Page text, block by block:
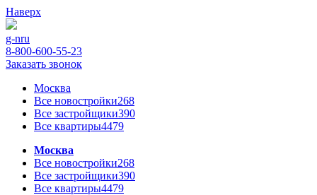
Наверх
g-nru
8-800-600-55-23
Заказать звонок
Москва
Все новостройки268
Все застройщики390
Все квартиры4479
Москва
Все новостройки268
Все застройщики390
Все квартиры4479